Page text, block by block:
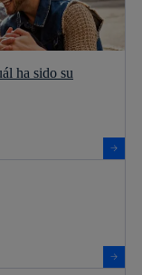
ha sido su